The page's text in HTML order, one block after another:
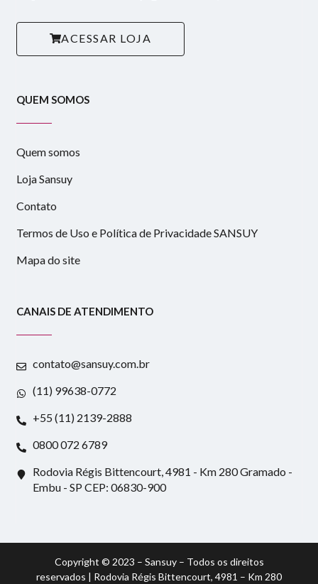
ACESSAR LOJA
QUEM SOMOS
Quem somos
Loja Sansuy
Contato
Termos de Uso e Política de Privacidade SANSUY
Mapa do site
CANAIS DE ATENDIMENTO
contato@sansuy.com.br
(11) 99638-0772
+55 (11) 2139-2888
0800 072 6789
Rodovia Régis Bittencourt, 4981 - Km 280 Gramado -
Embu - SP CEP: 06830-900
Copyright © 2023 – Sansuy – Todos os direitos
reservados | Rodovia Régis Bittencourt, 4981 – Km 280